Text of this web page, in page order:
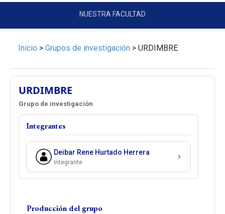
NUESTRA FACULTAD
Inicio > Grupos de investigación > URDIMBRE
URDIMBRE
Grupo de investigación
Integrantes
Deibar Rene Hurtado Herrera
Integrante
Producción del grupo